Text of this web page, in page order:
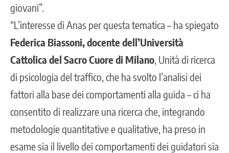
giovani”.
“L’interesse di Anas per questa tematica – ha spiegato
Federica Biassoni, docente dell’Università
Cattolica del Sacro Cuore di Milano , Unità di ricerca
di psicologia del traffico, che ha svolto l’analisi dei
fattori alla base dei comportamenti alla guida – ci ha
consentito di realizzare una ricerca che, integrando
metodologie quantitative e qualitative, ha preso in
esame sia il livello dei comportamenti dei guidatori sia